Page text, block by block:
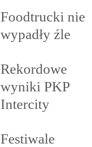
Foodtrucki nie
wypadły źle
Rekordowe
wyniki PKP
Intercity
Festiwale